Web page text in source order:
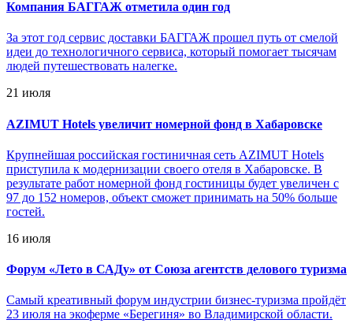
Компания БАГГАЖ отметила один год
За этот год сервис доставки БАГГАЖ прошел путь от смелой
идеи до технологичного сервиса, который помогает тысячам
людей путешествовать налегке.
21 июля
AZIMUT Hotels увеличит номерной фонд в Хабаровске
Крупнейшая российская гостиничная сеть AZIMUT Hotels
приступила к модернизации своего отеля в Хабаровске. В
результате работ номерной фонд гостиницы будет увеличен с
97 до 152 номеров, объект сможет принимать на 50% больше
гостей.
16 июля
Форум «Лето в САДу» от Союза агентств делового туризма
Самый креативный форум индустрии бизнес-туризма пройдёт
23 июля на экоферме «Берегиня» во Владимирской области.